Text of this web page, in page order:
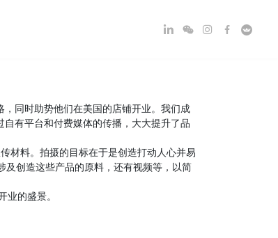
同时助势他们在美国的店铺开业。我们成
有平台和付费媒体的传播，大大提升了品
材料。拍摄的目标在于是创造打动人心并易
创造这些产品的原料，还有视频等，以简
的盛景。